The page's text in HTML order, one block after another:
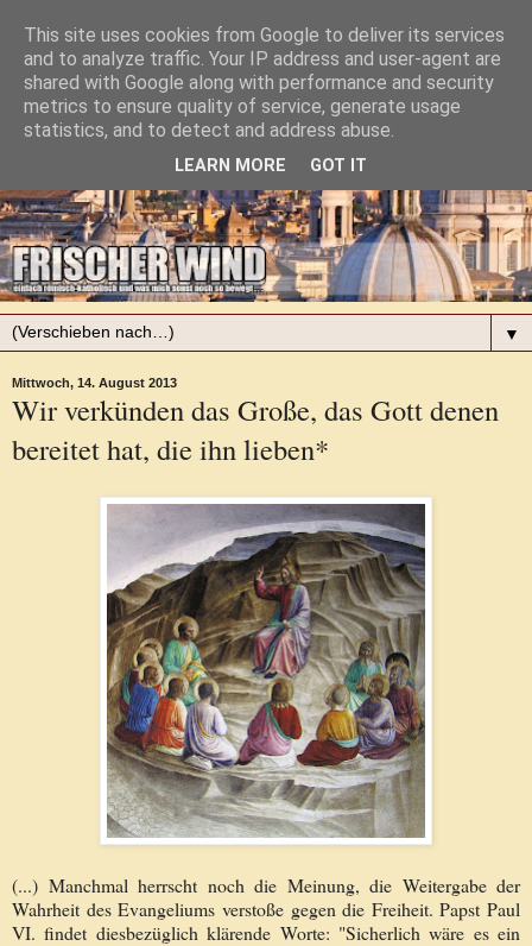
▼
Mittwoch, 14. August 2013
Wir verkünden das Große, das Gott denen
bereitet hat, die ihn lieben*
(...) Manchmal herrscht noch die Meinung, die Weitergabe der
Wahrheit des Evangeliums verstoße gegen die Freiheit. Papst Paul
VI. findet diesbezüglich klärende Worte: "Sicherlich wäre es ein
This site uses cookies from Google to deliver its services
and to analyze traffic. Your IP address and user-agent are
shared with Google along with performance and security
metrics to ensure quality of service, generate usage
statistics, and to detect and address abuse.
LEARN MORE GOT IT